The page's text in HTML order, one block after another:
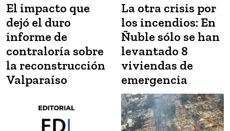
El impacto que
dejó el duro
informe de
contraloría sobre
la reconstrucción
Valparaíso
La otra crisis por
los incendios: En
Ñuble sólo se han
levantado 8
viviendas de
emergencia